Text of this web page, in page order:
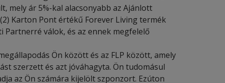
mely ár 5%-kal alacsonyabb az Ajánlott
Karton Pont értékű Forever Living termék
Partnerré válok, és az ennek megfelelő
Ön között és az FLP között, amely
szerzett és azt jóváhagyta. Ön tudomásul
az Ön számára kijelölt szponzort. Ezúton